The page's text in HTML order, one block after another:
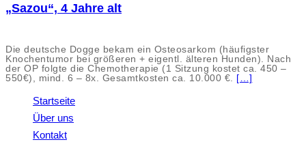
„Sazou“, 4 Jahre alt
Die deutsche Dogge bekam ein Osteosarkom (häufigster
Knochentumor bei größeren + eigentl. älteren Hunden). Nach
der OP folgte die Chemotherapie (1 Sitzung kostet ca. 450 –
550€), mind. 6 – 8x. Gesamtkosten ca. 10.000 €.
[…]
Startseite
Über uns
Kontakt